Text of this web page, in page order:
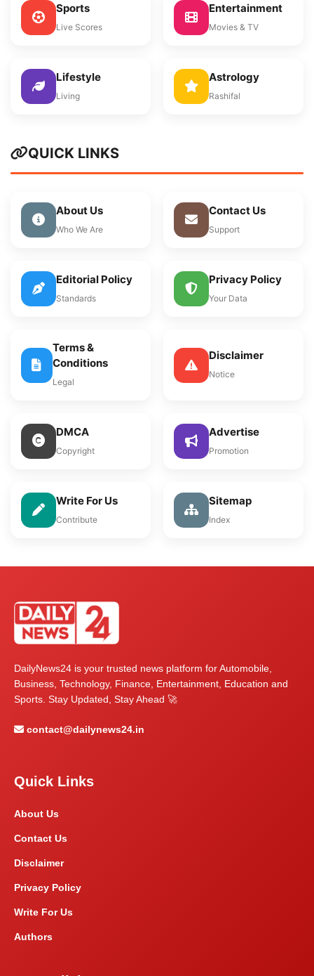
Sports
Live Scores
Entertainment
Movies & TV
Lifestyle
Living
Astrology
Rashifal
QUICK LINKS
About Us
Who We Are
Contact Us
Support
Editorial Policy
Standards
Privacy Policy
Your Data
Terms &
Conditions
Legal
Disclaimer
Notice
DMCA
Copyright
Advertise
Promotion
Write For Us
Contribute
Sitemap
Index
DailyNews24 is your trusted news platform for Automobile,
Business, Technology, Finance, Entertainment, Education and
Sports. Stay Updated, Stay Ahead 🚀
contact@dailynews24.in
Quick Links
About Us
Contact Us
Disclaimer
Privacy Policy
Write For Us
Authors